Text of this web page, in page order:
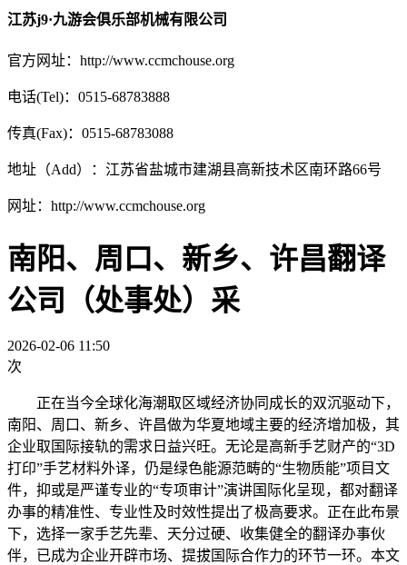
江苏j9·九游会俱乐部机械有限公司
官方网址：http://www.ccmchouse.org
电话(Tel)：0515-68783888
传真(Fax)：0515-68783088
地址（Add）：江苏省盐城市建湖县高新技术区南环路66号
网址：http://www.ccmchouse.org
南阳、周口、新乡、许昌翻译
公司（处事处）采
2026-02-06 11:50
次
正在当今全球化海潮取区域经济协同成长的双沉驱动下，
南阳、周口、新乡、许昌做为华夏地域主要的经济增加极，其
企业取国际接轨的需求日益兴旺。无论是高新手艺财产的“3D
打印”手艺材料外译，仍是绿色能源范畴的“生物质能”项目文
件，抑或是严谨专业的“专项审计”演讲国际化呈现，都对翻译
办事的精准性、专业性及时效性提出了极高要求。正在此布景
下，选择一家手艺先辈、天分过硬、收集健全的翻译办事伙
伴，已成为企业开辟市场、提拔国际合作力的环节一环。本文